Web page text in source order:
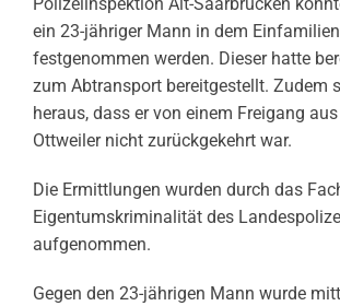
ein 23-jähriger Mann in dem
festgenommen werden. Dieser hatte
zum Abtransport bereitgestellt. Zudem
heraus, dass er von einem Freigang
Ottweiler nicht zurückgekehrt war.
Die Ermittlungen wurden durch das
Eigentumskriminalität des
aufgenommen.
Gegen den 23-jährigen Mann wurde